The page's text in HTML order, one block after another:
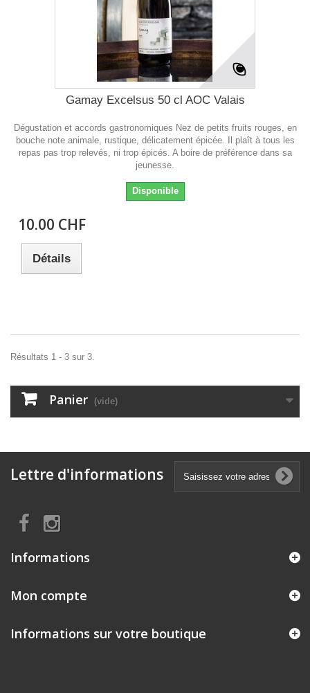
Gamay Excelsus 50 cl AOC Valais
Dégustation et accords gastronomiques Nez de petits fruits rouges, en
bouche note animale, rustique, délicatement épicée. Il plaît à tous les
repas pas trop relevés, ni trop épicés. A boire de préférence dans sa
jeunesse.
Disponible
10.00 CHF
Détails
Résultats 1 - 3 sur 3.
Panier (vide)
Lettre d'informations
Informations
Mon compte
Informations sur votre boutique